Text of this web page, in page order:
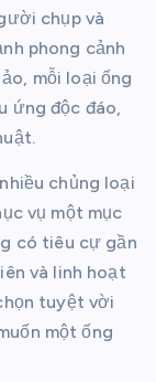
chụp và
phong cảnh
mỗi loại ống
ứng độc đáo,
chủng loại
vụ một mục
có tiêu cự gần
và linh hoạt
tuyệt vời
một ống